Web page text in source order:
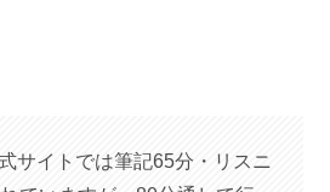
サイトでは筆記65分・リスニ